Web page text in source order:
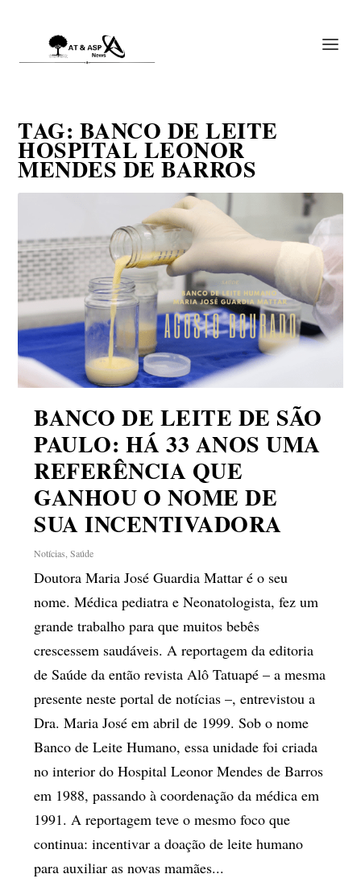
TAG: BANCO DE LEITE
HOSPITAL LEONOR
MENDES DE BARROS
BANCO DE LEITE DE SÃO
PAULO: HÁ 33 ANOS UMA
REFERÊNCIA QUE
GANHOU O NOME DE
SUA INCENTIVADORA
Notícias ,Saúde
Doutora Maria José Guardia Mattar é o seu
nome. Médica pediatra e Neonatologista, fez um
grande trabalho para que muitos bebês
crescessem saudáveis. A reportagem da editoria
de Saúde da então revista Alô Tatuapé – a mesma
presente neste portal de notícias –, entrevistou a
Dra. Maria José em abril de 1999. Sob o nome
Banco de Leite Humano, essa unidade foi criada
no interior do Hospital Leonor Mendes de Barros
em 1988, passando à coordenação da médica em
1991. A reportagem teve o mesmo foco que
continua: incentivar a doação de leite humano
para auxiliar as novas mamães...